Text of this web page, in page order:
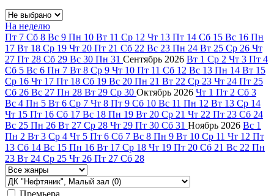
На неделю
Пт 7 Сб 8 Вс 9 Пн 10 Вт 11 Ср 12 Чт 13 Пт 14 Сб 15 Вс 16 Пн
17 Вт 18 Ср 19 Чт 20 Пт 21 Сб 22 Вс 23 Пн 24 Вт 25 Ср 26 Чт
27 Пт 28 Сб 29 Вс 30 Пн 31 Сентябрь 2026 Вт 1 Ср 2 Чт 3 Пт 4
Сб 5 Вс 6 Пн 7 Вт 8 Ср 9 Чт 10 Пт 11 Сб 12 Вс 13 Пн 14 Вт 15
Ср 16 Чт 17 Пт 18 Сб 19 Вс 20 Пн 21 Вт 22 Ср 23 Чт 24 Пт 25
Сб 26 Вс 27 Пн 28 Вт 29 Ср 30 Октябрь 2026 Чт 1 Пт 2 Сб 3
Вс 4 Пн 5 Вт 6 Ср 7 Чт 8 Пт 9 Сб 10 Вс 11 Пн 12 Вт 13 Ср 14
Чт 15 Пт 16 Сб 17 Вс 18 Пн 19 Вт 20 Ср 21 Чт 22 Пт 23 Сб 24
Вс 25 Пн 26 Вт 27 Ср 28 Чт 29 Пт 30 Сб 31 Ноябрь 2026 Вс 1
Пн 2 Вт 3 Ср 4 Чт 5 Пт 6 Сб 7 Вс 8 Пн 9 Вт 10 Ср 11 Чт 12 Пт
13 Сб 14 Вс 15 Пн 16 Вт 17 Ср 18 Чт 19 Пт 20 Сб 21 Вс 22 Пн
23 Вт 24 Ср 25 Чт 26 Пт 27 Сб 28
Премьера